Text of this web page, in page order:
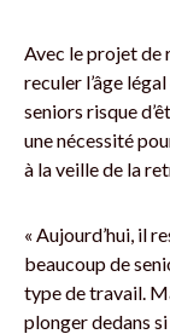
Avec le projet
reculer l’âge
seniors risque
une nécessité
à la veille de la
« Aujourd’hui, il
beaucoup de
type de travail.
plonger dedans si